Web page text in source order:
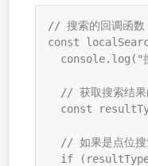
// 搜索的回调函数
const
console.log("
// 获取搜索结果
const
// 如果是点位
if